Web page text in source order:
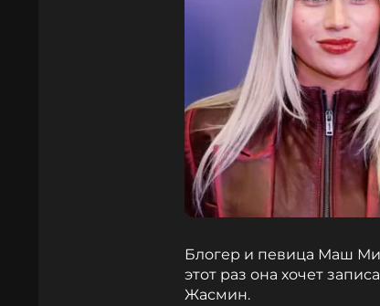
Блогер и певица Маш
этот раз она хочет
Жасмин.